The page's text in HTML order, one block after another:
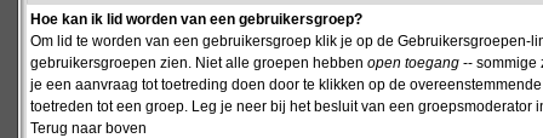
Hoe kan ik lid worden van een gebruikersgroep?
Om lid te worden van een gebruikersgroep klik je op de
gebruikersgroepen zien. Niet alle groepen hebben open toegang -- sommige
je een aanvraag tot toetreding doen door te klikken op de
toetreden tot een groep. Leg je neer bij het besluit van een
Terug naar boven